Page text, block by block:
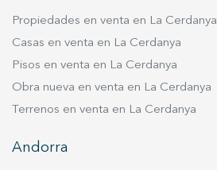
Propiedades en venta en La Cerdanya
Casas en venta en La Cerdanya
Pisos en venta en La Cerdanya
Obra nueva en venta en La Cerdanya
Terrenos en venta en La Cerdanya
Andorra